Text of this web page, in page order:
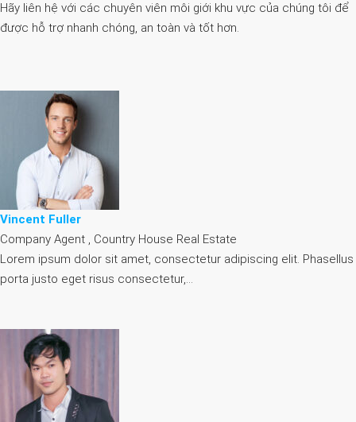
Hãy liên hệ với các chuyên viên môi giới khu vực của chúng tôi để
được hỗ trợ nhanh chóng, an toàn và tốt hơn.
Vincent Fuller
Company Agent , Country House Real Estate
Lorem ipsum dolor sit amet, consectetur adipiscing elit. Phasellus
porta justo eget risus consectetur,…